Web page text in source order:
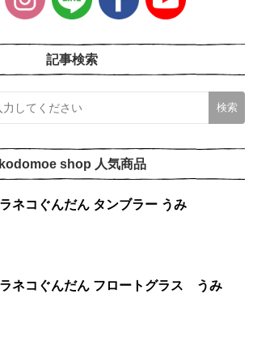
記事検索
kodomoe shop 人気商品
ノラネコぐんだん タンブラー うみ
ノラネコぐんだん フロートグラス うみ